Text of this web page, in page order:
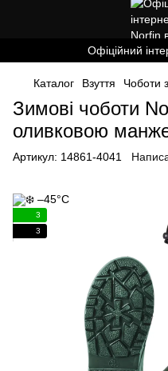
Офіційний
Каталог Взуття Чоботи
Зимові чоботи
оливковою
Артикул: 14861-4041
3
3